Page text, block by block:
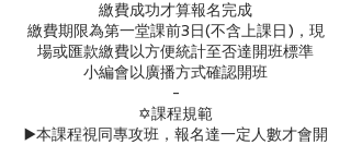
繳費成功才算報名完成
繳費期限為第一堂課前3日(不含上課日)，現
場或匯款繳費以方便統計至否達開班標準
小編會以廣播方式確認開班
-
✡️課程規範
▶️本課程視同專攻班，報名達一定人數才會開